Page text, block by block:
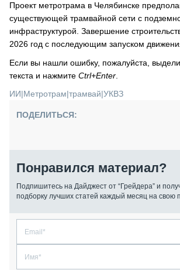
Проект метротрама в Челябинске
существующей трамвайной сети с
инфраструктурой. Завершение
2026 год с последующим запуском
Если вы нашли ошибку, пожалуйста,
текста и нажмите Ctrl+Enter
ИИ|Метротрам|трамвай|УКВЗ
ПОДЕЛИТЬСЯ:
Понравился материал?
Подпишитесь на Дайджест от “Грейдера” и
подборку лучших статей каждый месяц на свою